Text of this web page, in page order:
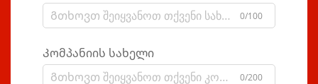
0/100
Კომპანიის სახელი
0/200